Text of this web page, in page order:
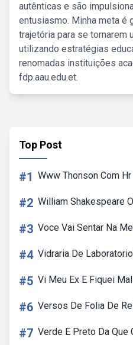
autênticas e são
entusiasmo. Minha meta é
trajetória para se tornarem
utilizando estratégias
renomadas instituições
fdp.aau.edu.et.
Top Post
#1 Www Thonson Com Hr
#2 William Shakespeare
#3 Voce Vai Sentar Na
#4 Vidraria De
#5 Vi Meu Ex E Fiquei Mal
#6 Versos De Folia De
#7 Verde E Preto Da Que